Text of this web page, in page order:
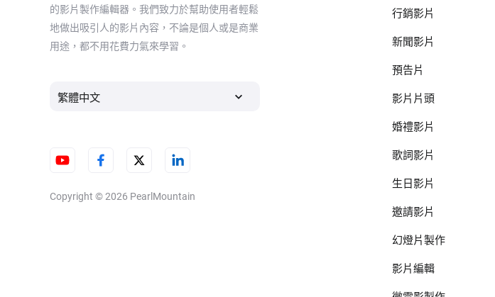
的影片製作編輯器。我們致力於幫助使用者輕鬆
地做出吸引人的影片內容，不論是個人或是商業
用途，都不用花費力氣來學習。
繁體中文
Copyright © 2026 PearlMountain
行銷影片
新聞影片
預告片
影片片頭
婚禮影片
歌詞影片
生日影片
邀請影片
幻燈片製作
影片編輯